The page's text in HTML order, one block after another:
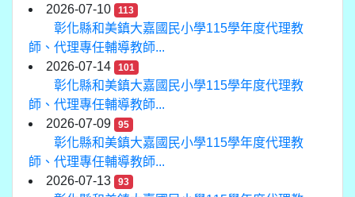
2026-07-10
113
彰化縣和美鎮大嘉國民小學115學年度代理教
師、代理專任輔導教師...
2026-07-14
101
彰化縣和美鎮大嘉國民小學115學年度代理教
師、代理專任輔導教師...
2026-07-09
95
彰化縣和美鎮大嘉國民小學115學年度代理教
師、代理專任輔導教師...
2026-07-13
93